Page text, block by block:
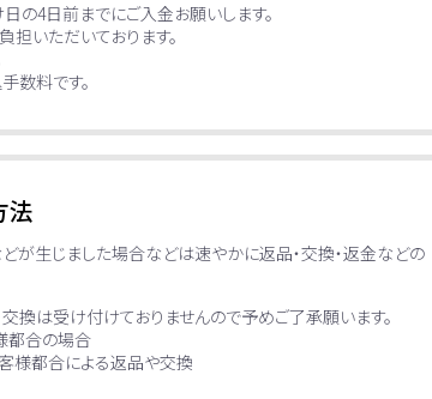
の4日前までにご入金お願いします。
担いただいております。
数料です。
法
が生じました場合などは速やかに返品・交換・返金などの
換は受け付けておりませんので予めご了承願います。
都合の場合
様都合による返品や交換